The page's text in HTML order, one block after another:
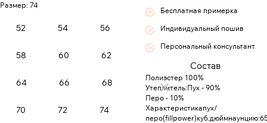
Размер: 74
52 54 56
58 60 62
64 66 68
70 72 74
Бесплатная примерка
Индивидуальный пошив
Персональный консультант
Состав
Полиэстер 100%
Утеплитель:Пух - 90%
Перо - 10%
Характеристикапух/